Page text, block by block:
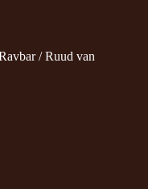
/ Ruud van